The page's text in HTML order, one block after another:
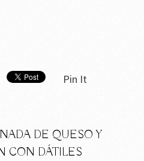
Pin It
DE QUESO Y
CON DÁTILES